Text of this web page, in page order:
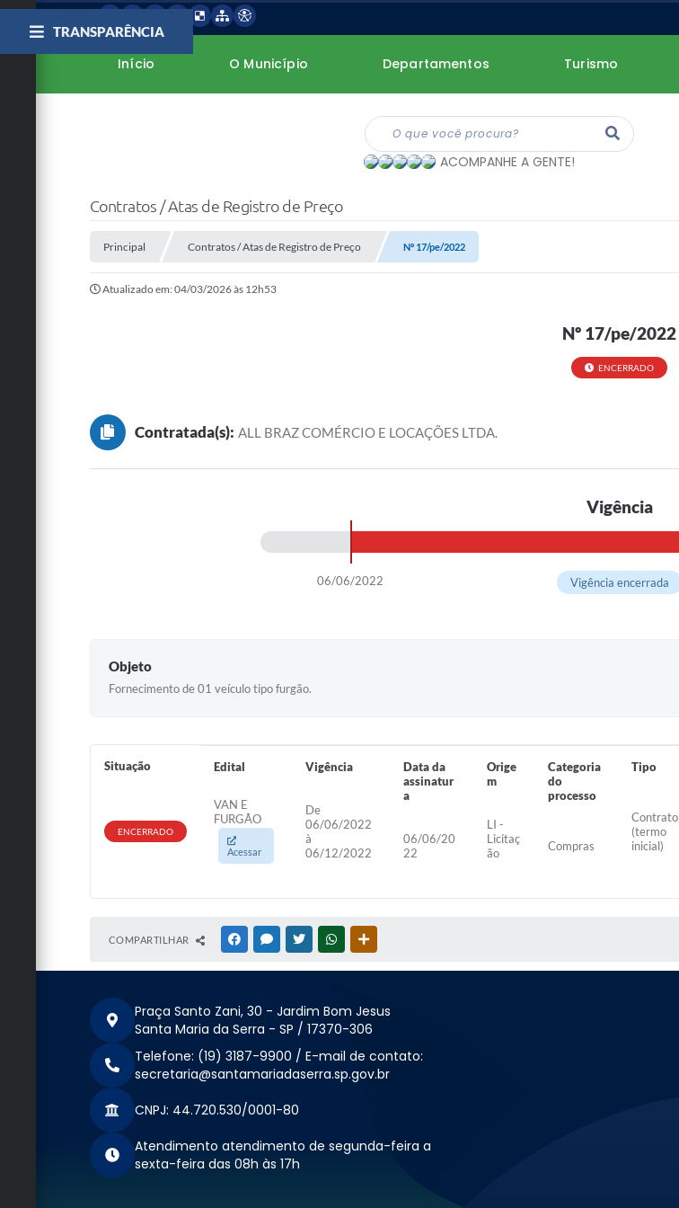
Início O Município Departamentos Turismo
ACOMPANHE A GENTE!
TRANSPARÊNCIA
Contratos / Atas de Registro de Preço
Principal Contratos / Atas de Registro de Preço Nº 17/pe/2022
Atualizado em: 04/03/2026 às 12h53
Nº 17/pe/2022
ENCERRADO
Contratada(s): ALL BRAZ COMÉRCIO E LOCAÇÕES LTDA.
Vigência
06/06/2022 Vigência encerrada
Objeto
Fornecimento de 01 veículo tipo furgão.
Situação
ENCERRADO
Edital
VAN E
FURGÃO
Acessar
Vigência
De
06/06/2022
à
06/12/2022
Data da
assinatur
a
06/06/20
22
Orige
m
LI -
Licitaç
ão
Categoria
do
processo
Compras
Tipo
Contrato
(termo
inicial)
COMPARTILHAR FACEBOOKMESSENGER
TWITTERWHATSAPP
Praça Santo Zani, 30 - Jardim Bom Jesus
Santa Maria da Serra - SP / 17370-306
Telefone: (19) 3187-9900 / E-mail de contato:
secretaria@santamariadaserra.sp.gov.br
CNPJ: 44.720.530/0001-80
Atendimento atendimento de segunda-feira a
sexta-feira das 08h às 17h